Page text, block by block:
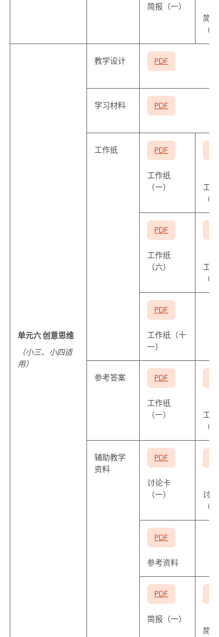
简报（一）
简报
（
单元六 创意思维
（小三、小四适
用）
教学设计 PDF
学习材料 PDF
工作纸 PDF
工作纸
（一）
工
（
PDF
工作纸
（六）
工
（
PDF
工作纸（十
一）
参考答案 PDF
工作纸
（一）
工
（
辅助教学
资料
PDF
讨论卡
（一）
讨
（
PDF
参考资料
PDF
简报（一）
简报